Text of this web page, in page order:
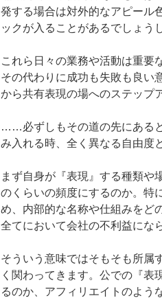
発する場合は対外的なアピール
ックが入ることがあるでしょう
これら日々の業務や活動は重要
その代わりに成功も失敗も良い
から共有表現の場へのステップ
……必ずしもその道の先にある
み入れる時、全く異なる自由度
まず自身が『表現』する種類や
のくらいの頻度にするのか。特
め、内部的な名称や仕組みをど
全てにおいて会社の不利益にな
そういう意味ではそもそも所属
く関わってきます。公での『表
るのか、アフィリエイトのよう